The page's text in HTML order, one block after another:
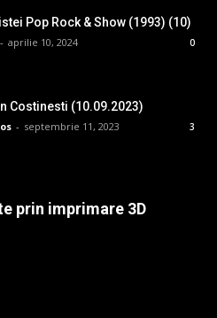
Pop Rock & Show (1993) (10)
- aprilie 10, 2024 0
Costinesti (10.09.2023)
- septembrie 11, 2023 3
prin imprimare 3D